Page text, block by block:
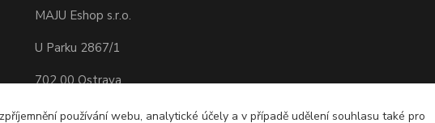
MAJU Eshop s.r.o.
U Parku 2867/1
702 00 Ostrava
IČ: 09674799
používání webu, analytické účely a v případě udělení souhlasu také pro